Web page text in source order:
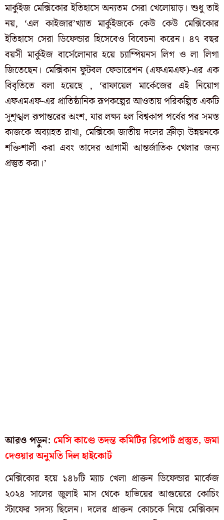
মার্কুইজ মেক্সিকোর ইতিহাসে অন্যতম সেরা খেলোয়াড়। শুধু তাই
নয়, ‘এল কাইজার’খ্যাত মার্কুইজকে কেউ কেউ মেক্সিকোর
ইতিহাসে সেরা ডিফেন্ডার হিসেবেও বিবেচনা করেন। ৪৭ বছর
বয়সী মার্কুইজ বার্সেলোনার হয়ে চ্যাম্পিয়নস লিগ ও লা লিগা
জিতেছেন। মেক্সিকান ফুটবল ফেডারেশন (এফএমএফ)-এর এক
বিবৃতিতে বলা হয়েছে , ‘রাফায়েল মার্কেজের এই নিয়োগ
এফএমএফ-এর প্রাতিষ্ঠানিক রূপকল্পের আওতায় পরিকল্পিত একটি
সুশৃঙ্খল রূপান্তরের অংশ, যার লক্ষ্য হল বিশ্বকাপ পর্বের পর সমস্ত
কাজকে অব্যাহত রাখা, মেক্সিকো জাতীয় দলের ক্রীড়া উন্নয়নকে
শক্তিশালী করা এবং তাদের আগামী আন্তর্জাতিক খেলার জন্য
প্রস্তুত করা।’
আরও পড়ুন: মেসি কাণ্ডে তদন্ত কমিটির রিপোর্ট প্রস্তুত, জমা
দেওয়ার অনুমতি দিল হাইকোর্ট
মেক্সিকোর হয়ে ১৪৮টি ম্যাচ খেলা প্রাক্তন ডিফেন্ডার মার্কেজ
২০২৪ সালের জুলাই মাস থেকে হাভিয়ের আগুয়েরে কোচিং
স্টাফের সদস্য ছিলেন। দলের প্রাক্তন কোচকে নিয়ে মেক্সিকান